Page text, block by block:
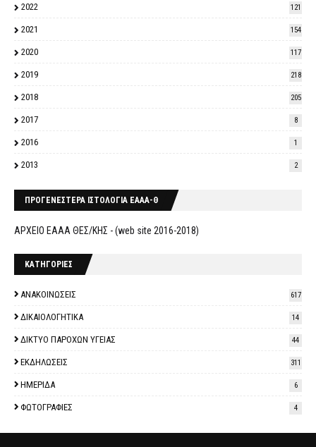
2022 121
2021 154
2020 117
2019 218
2018 205
2017 8
2016 1
2013 2
ΠΡΟΓΕΝΕΣΤΕΡΑ ΙΣΤΟΛΟΓΙΑ ΕΑΑΑ-Θ
ΑΡΧΕΙΟ ΕΑΑΑ ΘΕΣ/ΚΗΣ - (web site 2016-2018)
ΚΑΤΗΓΟΡΙΕΣ
ΑΝΑΚΟΙΝΩΣΕΙΣ 617
ΔΙΚΑΙΟΛΟΓΗΤΙΚΑ 14
ΔΙΚΤΥΟ ΠΑΡΟΧΩΝ ΥΓΕΙΑΣ 44
ΕΚΔΗΛΩΣΕΙΣ 311
ΗΜΕΡΙΔΑ 6
ΦΩΤΟΓΡΑΦΙΕΣ 4